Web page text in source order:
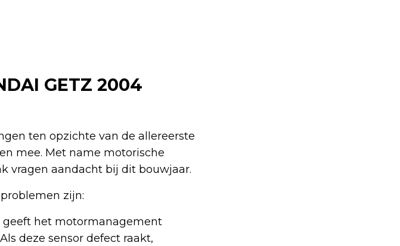
GETZ 2004
ten opzichte van de allereerste
mee. Met name motorische
vragen aandacht bij dit bouwjaar.
zijn:
geeft het motormanagement
deze sensor defect raakt,